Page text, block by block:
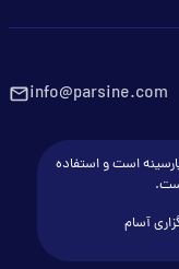
info@parsine.com
است و استفاده
آسام